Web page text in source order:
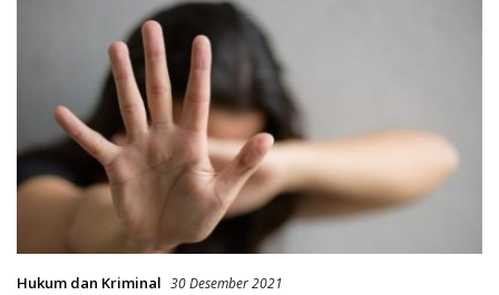
Hukum dan Kriminal 30 Desember 2021